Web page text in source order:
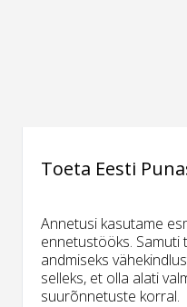
Toeta Eesti
Annetusi kasutame
ennetustööks. Samuti
andmiseks
selleks, et olla alati
suurõnnetuste korral.